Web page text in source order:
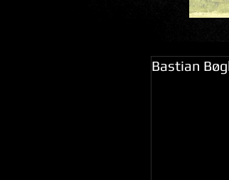
Bastian